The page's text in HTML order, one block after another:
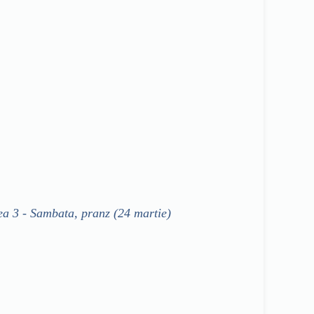
3 - Sambata, pranz (24 martie)